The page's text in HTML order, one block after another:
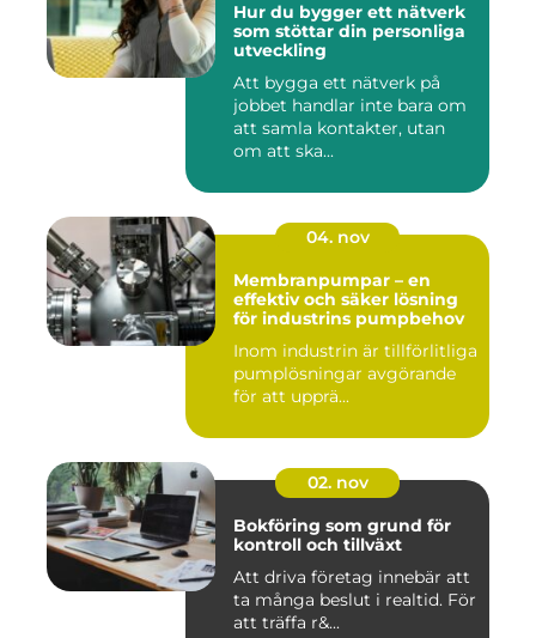
Hur du bygger ett nätverk
som stöttar din personliga
utveckling
Att bygga ett nätverk på
jobbet handlar inte bara om
att samla kontakter, utan
om att ska...
04. nov
Membranpumpar – en
effektiv och säker lösning
för industrins pumpbehov
Inom industrin är tillförlitliga
pumplösningar avgörande
för att upprä...
02. nov
Bokföring som grund för
kontroll och tillväxt
Att driva företag innebär att
ta många beslut i realtid. För
att träffa r&...